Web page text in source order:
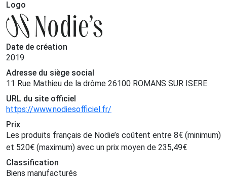
Logo
Date de création
2019
Adresse du siège social
11 Rue Mathieu de la drôme 26100 ROMANS SUR ISERE
URL du site officiel
https://www.nodiesofficiel.fr/
Prix
Les produits français de Nodie’s coûtent entre 8€ (minimum)
et 520€ (maximum) avec un prix moyen de 235,49€
Classification
Biens manufacturés